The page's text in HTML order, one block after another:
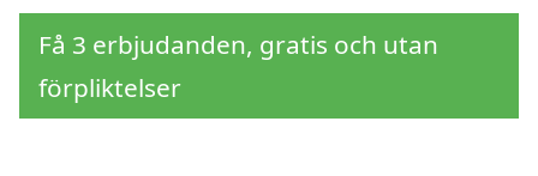
Få 3 erbjudanden, gratis och utan
förpliktelser